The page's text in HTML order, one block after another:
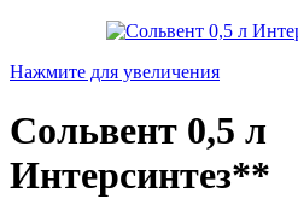
Нажмите для увеличения
Сольвент 0,5 л
Интерсинтез**